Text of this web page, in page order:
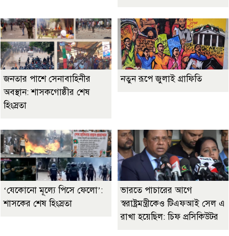
জনতার পাশে সেনাবাহিনীর
অবস্থান: শাসকগোষ্ঠীর শেষ
হিংস্রতা
নতুন রূপে জুলাই গ্রাফিতি
‘যেকোনো মূল্যে পিসে ফেলো’:
শাসকের শেষ হিংস্রতা
ভারতে পাচারের আগে
স্বরাষ্ট্রমন্ত্রীকেও টিএফআই সেল এ
রাখা হয়েছিল: চিফ প্রসিকিউটর